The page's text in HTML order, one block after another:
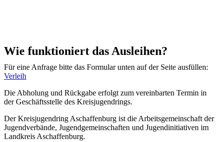
Wie funktioniert das Ausleihen?
Für eine Anfrage bitte das Formular unten auf der Seite ausfüllen:
Verleih
Die Abholung und Rückgabe erfolgt zum vereinbarten Termin in
der Geschäftsstelle des Kreisjugendrings.
Der Kreisjugendring Aschaffenburg ist die Arbeitsgemeinschaft der
Jugendverbände, Jugendgemeinschaften und Jugendinitiativen im
Landkreis Aschaffenburg.